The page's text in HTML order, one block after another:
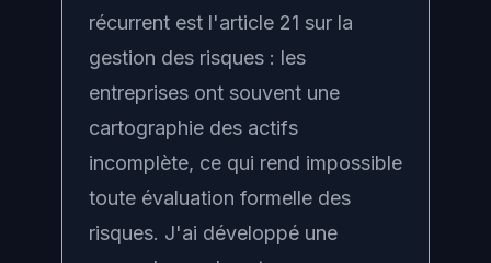
récurrent est l'article 21 sur la
gestion des risques : les
entreprises ont souvent une
cartographie des actifs
incomplète, ce qui rend impossible
toute évaluation formelle des
risques. J'ai développé une